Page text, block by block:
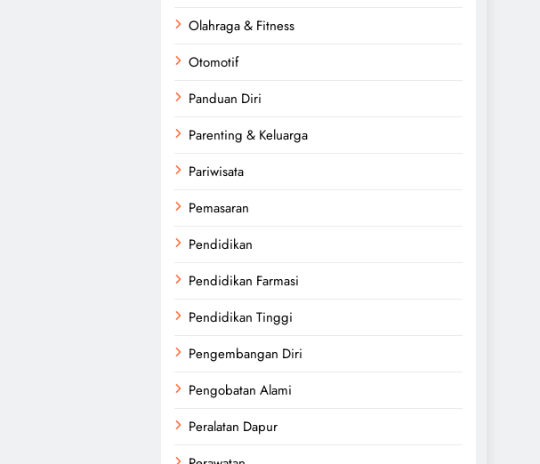
Olahraga & Fitness
Otomotif
Panduan Diri
Parenting & Keluarga
Pariwisata
Pemasaran
Pendidikan
Pendidikan Farmasi
Pendidikan Tinggi
Pengembangan Diri
Pengobatan Alami
Peralatan Dapur